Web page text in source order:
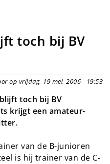
toch bij BV
op vrijdag, 19 mei, 2006 - 19:53
toch bij BV
krijgt een amateur-
van de B-junioren
is hij trainer van de C-